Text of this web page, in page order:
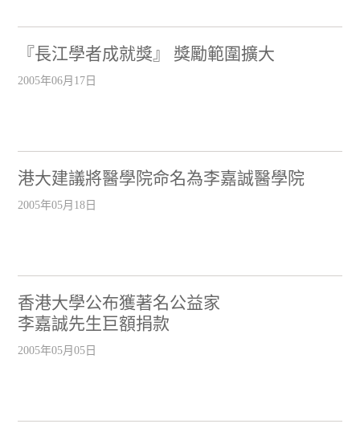
『長江學者成就獎』 獎勵範圍擴大
2005年06月17日
港大建議將醫學院命名為李嘉誠醫學院
2005年05月18日
香港大學公布獲著名公益家
李嘉誠先生巨額捐款
2005年05月05日